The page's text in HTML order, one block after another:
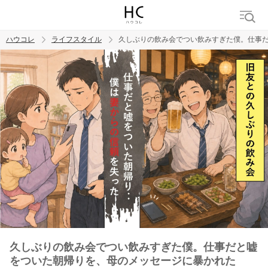
トレンド ワード
ハウコレ ライフスタイル 久しぶりの飲み会でつい飲みすぎた僕。仕事
久しぶりの飲み会でつい飲みすぎた僕。仕事だと嘘
をついた朝帰りを、母のメッセージに暴かれた